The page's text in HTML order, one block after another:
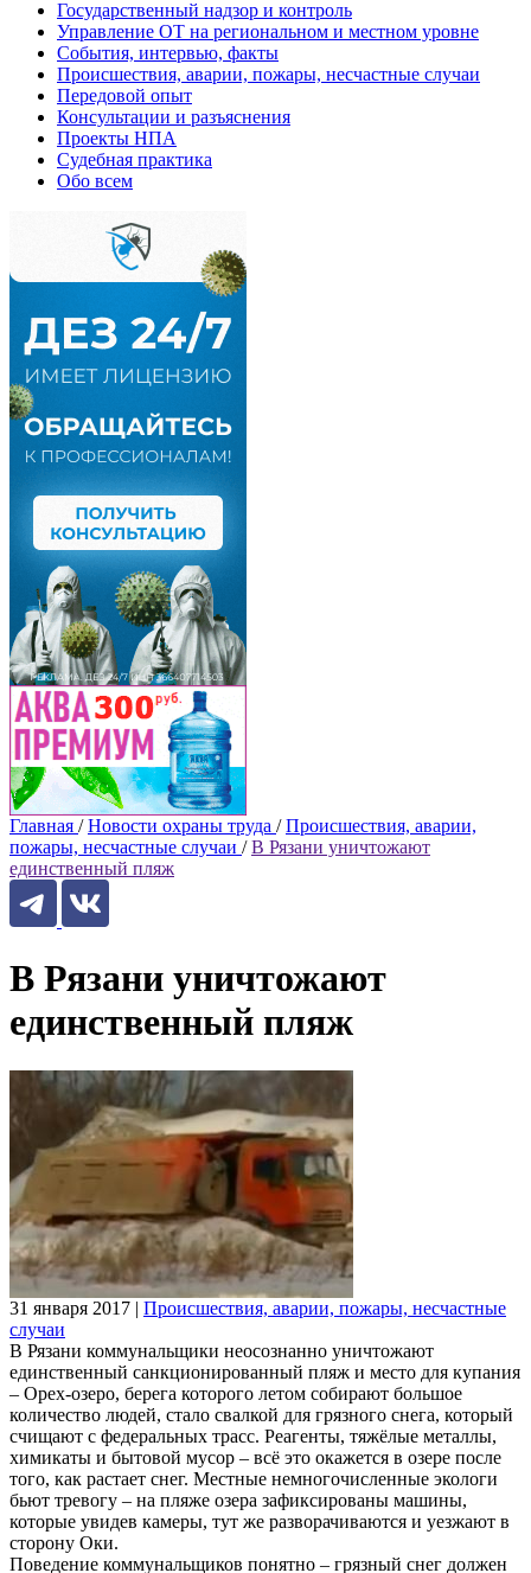
Государственный надзор и контроль
Управление ОТ на региональном и местном уровне
События, интервью, факты
Происшествия, аварии, пожары, несчастные случаи
Передовой опыт
Консультации и разъяснения
Проекты НПА
Судебная практика
Обо всем
Главная / Новости охраны труда / Происшествия, аварии,
пожары, несчастные случаи / В Рязани уничтожают
единственный пляж
В Рязани уничтожают
единственный пляж
31 января 2017 | Происшествия, аварии, пожары, несчастные
случаи
В Рязани коммунальщики неосознанно уничтожают
единственный санкционированный пляж и место для купания
– Орех-озеро, берега которого летом собирают большое
количество людей, стало свалкой для грязного снега, который
счищают с федеральных трасс. Реагенты, тяжёлые металлы,
химикаты и бытовой мусор – всё это окажется в озере после
того, как растает снег. Местные немногочисленные экологи
бьют тревогу – на пляже озера зафиксированы машины,
которые увидев камеры, тут же разворачиваются и уезжают в
сторону Оки.
Поведение коммунальщиков понятно – грязный снег должен